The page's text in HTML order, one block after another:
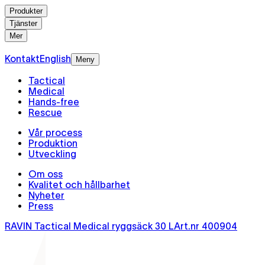
Produkter
Tjänster
Mer
KontaktEnglish Meny
Tactical
Medical
Hands-free
Rescue
Vår process
Produktion
Utveckling
Om oss
Kvalitet och hållbarhet
Nyheter
Press
RAVIN Tactical Medical ryggsäck 30 LArt.nr 400904